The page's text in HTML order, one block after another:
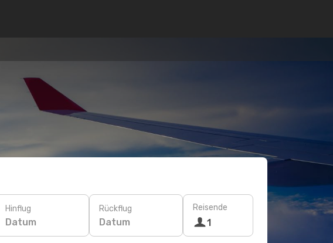
Hinflug
Datum
Rückflug
Datum
Reisende
1